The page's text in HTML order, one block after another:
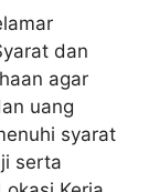
dan
agar
uang
syarat
serta